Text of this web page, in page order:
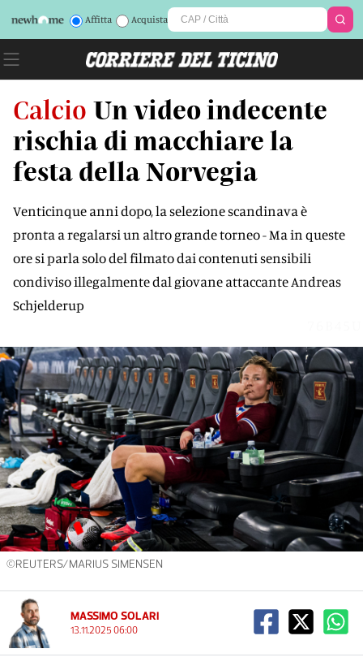
Affitta Acquista
Calcio Un video indecente
rischia di macchiare la
festa della Norvegia
Venticinque anni dopo, la selezione scandinava è
pronta a regalarsi un altro grande torneo - Ma in queste
ore si parla solo del filmato dai contenuti sensibili
condiviso illegalmente dal giovane attaccante Andreas
Schjelderup
©REUTERS/MARIUS SIMENSEN
MASSIMO SOLARI
13.11.2025 06:00